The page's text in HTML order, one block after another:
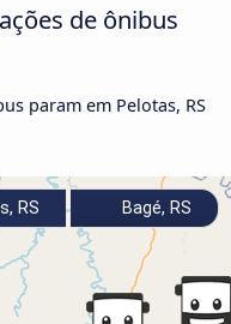
de ônibus
param em Pelotas, RS
RS Bagé, RS